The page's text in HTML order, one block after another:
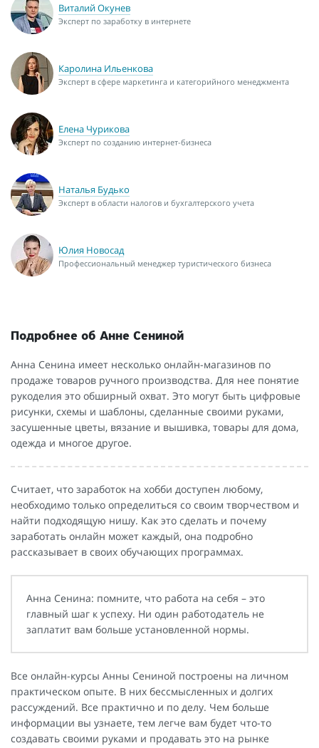
Виталий Окунев
Эксперт по заработку в интернете
Каролина Ильенкова
Эксперт в сфере маркетинга и категорийного менеджмента
Елена Чурикова
Эксперт по созданию интернет-бизнеса
Наталья Будько
Эксперт в области налогов и бухгалтерского учета
Юлия Новосад
Профессиональный менеджер туристического бизнеса
Подробнее об Анне Сениной
Анна Сенина имеет несколько онлайн-магазинов по
продаже товаров ручного производства. Для нее понятие
рукоделия это обширный охват. Это могут быть цифровые
рисунки, схемы и шаблоны, сделанные своими руками,
засушенные цветы, вязание и вышивка, товары для дома,
одежда и многое другое.
Считает, что заработок на хобби доступен любому,
необходимо только определиться со своим творчеством и
найти подходящую нишу. Как это сделать и почему
заработать онлайн может каждый, она подробно
рассказывает в своих обучающих программах.
Анна Сенина: помните, что работа на себя – это
главный шаг к успеху. Ни один работодатель не
заплатит вам больше установленной нормы.
Все онлайн-курсы Анны Сениной построены на личном
практическом опыте. В них бессмысленных и долгих
рассуждений. Все практично и по делу. Чем больше
информации вы узнаете, тем легче вам будет что-то
создавать своими руками и продавать это на рынке